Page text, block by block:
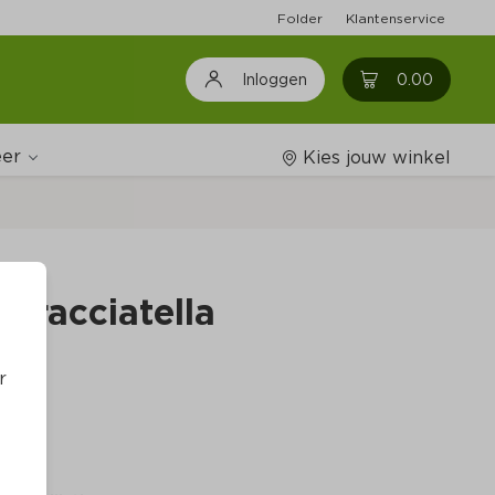
Folder Klantenservice
Inloggen 0.00 0
Kies jouw winkel